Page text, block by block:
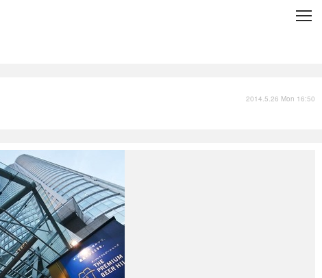
C
写真
スポーツ
文化
出版／映画
ファッション
写真
政治
2014.5.26 Mon 16:50